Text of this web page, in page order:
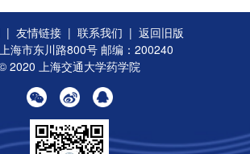
| 友情链接 | 联系我们 | 返回旧版
海市东川路800号 邮编：200240
2020 上海交通大学药学院